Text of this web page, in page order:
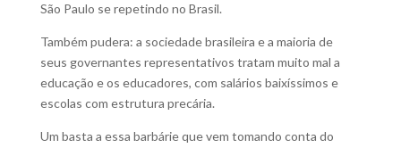
São Paulo se repetindo no Brasil.
Também pudera: a sociedade brasileira e a maioria de
seus governantes representativos tratam muito mal a
educação e os educadores, com salários baixíssimos e
escolas com estrutura precária.
Um basta a essa barbárie que vem tomando conta do